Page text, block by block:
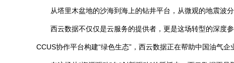
从塔里木盆地的沙海到海上的钻井平台，从微观的地震波
西云数据不仅仅是云服务的提供者，更是这场转型的深度
CCUS协作平台构建“绿色生态”，西云数据正在帮助中国油气企